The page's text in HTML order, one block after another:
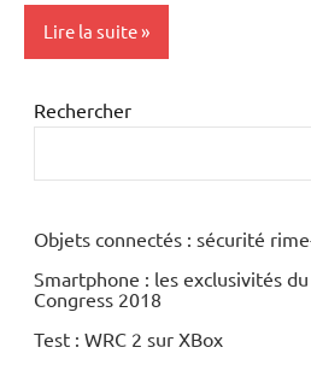
Lire la suite
Inclassables
Rechercher
Objets connectés : sécurité
Smartphone : les exclusivités
Congress 2018
Test : WRC 2 sur XBox